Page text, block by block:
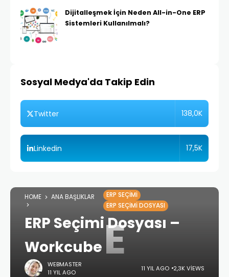
Dijitalleşmek İçin Neden All-in-One ERP
Sistemleri Kullanılmalı?
Sosyal Medya'da Takip Edin
Twitter 138,0K
Linkedin 17,5K
E
HOME ANA BAŞLIKLAR
ERP SEÇIMI
ERP SEÇIMI DOSYASI
ERP Seçimi Dosyası –
Workcube
WEBMASTER
11 YIL AGO
11 YIL AGO 2,3K VIEWS